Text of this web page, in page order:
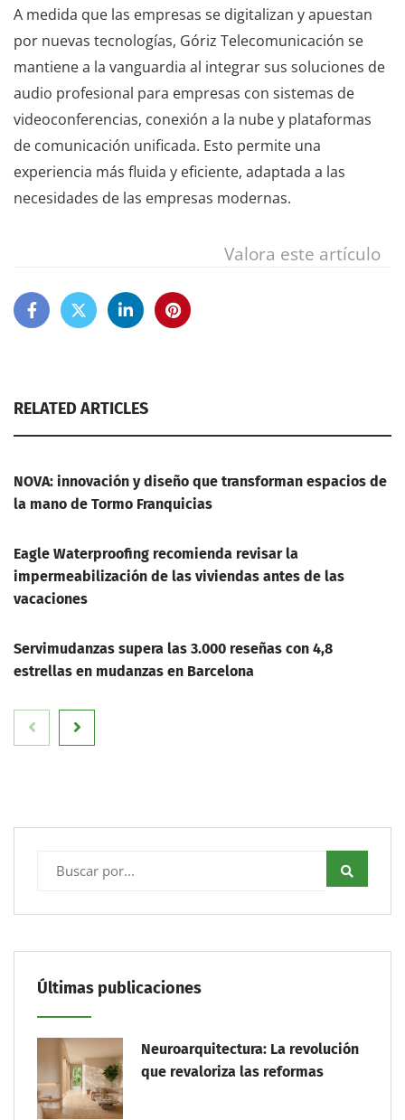
A medida que las empresas se digitalizan y apuestan
por nuevas tecnologías, Góriz Telecomunicación se
mantiene a la vanguardia al integrar sus soluciones de
audio profesional para empresas con sistemas de
videoconferencias, conexión a la nube y plataformas
de comunicación unificada. Esto permite una
experiencia más fluida y eficiente, adaptada a las
necesidades de las empresas modernas.
Valora este artículo
RELATED ARTICLES
NOVA: innovación y diseño que transforman espacios de
la mano de Tormo Franquicias
Eagle Waterproofing recomienda revisar la
impermeabilización de las viviendas antes de las
vacaciones
Servimudanzas supera las 3.000 reseñas con 4,8
estrellas en mudanzas en Barcelona
Últimas publicaciones
Neuroarquitectura: La revolución
que revaloriza las reformas